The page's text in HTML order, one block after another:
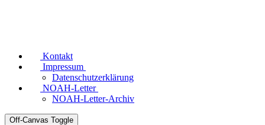
Kontakt
Impressum
Datenschutzerklärung
NOAH-Letter
NOAH-Letter-Archiv
Off-Canvas Toggle